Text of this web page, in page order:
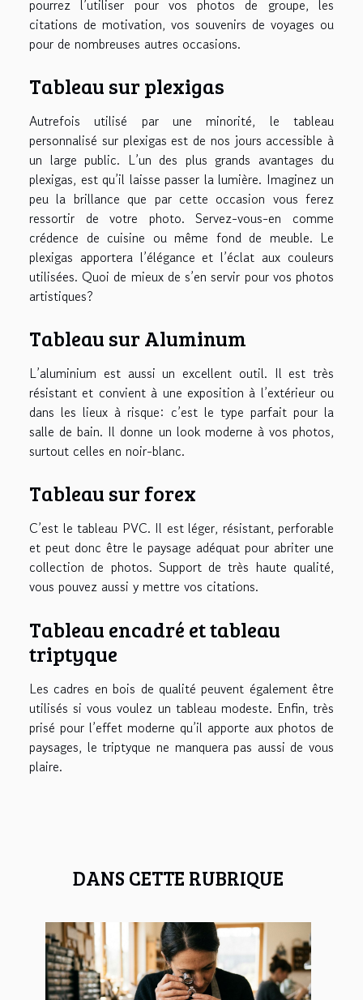
pourrez l’utiliser pour vos photos de groupe, les
citations de motivation, vos souvenirs de voyages ou
pour de nombreuses autres occasions.
Tableau sur plexigas
Autrefois utilisé par une minorité, le tableau
personnalisé sur plexigas est de nos jours accessible à
un large public. L’un des plus grands avantages du
plexigas, est qu’il laisse passer la lumière. Imaginez un
peu la brillance que par cette occasion vous ferez
ressortir de votre photo. Servez-vous-en comme
crédence de cuisine ou même fond de meuble. Le
plexigas apportera l’élégance et l’éclat aux couleurs
utilisées. Quoi de mieux de s’en servir pour vos photos
artistiques?
Tableau sur Aluminum
L’aluminium est aussi un excellent outil. Il est très
résistant et convient à une exposition à l’extérieur ou
dans les lieux à risque: c’est le type parfait pour la
salle de bain. Il donne un look moderne à vos photos,
surtout celles en noir-blanc.
Tableau sur forex
C’est le tableau PVC. Il est léger, résistant, perforable
et peut donc être le paysage adéquat pour abriter une
collection de photos. Support de très haute qualité,
vous pouvez aussi y mettre vos citations.
Tableau encadré et tableau
triptyque
Les cadres en bois de qualité peuvent également être
utilisés si vous voulez un tableau modeste. Enfin, très
prisé pour l’effet moderne qu’il apporte aux photos de
paysages, le triptyque ne manquera pas aussi de vous
plaire.
DANS CETTE RUBRIQUE